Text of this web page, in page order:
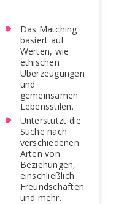
Das Matching
basiert auf
Werten, wie
ethischen
Überzeugungen
und
gemeinsamen
Lebensstilen.
Unterstützt die
Suche nach
verschiedenen
Arten von
Beziehungen,
einschließlich
Freundschaften
und mehr.